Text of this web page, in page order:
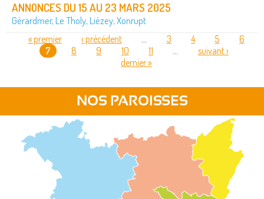
ANNONCES DU 15 AU 23 MARS 2025
Gérardmer, Le Tholy, Liézey, Xonrupt
PAGES
« premier ‹ précédent … 3 4 5
6
7
8 9 10 11 …
suivant ›
dernier »
NOS PAROISSES